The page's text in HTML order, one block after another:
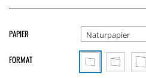
PAPIER Naturpapier
FORMAT